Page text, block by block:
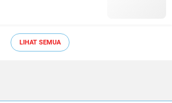
LIHAT SEMUA